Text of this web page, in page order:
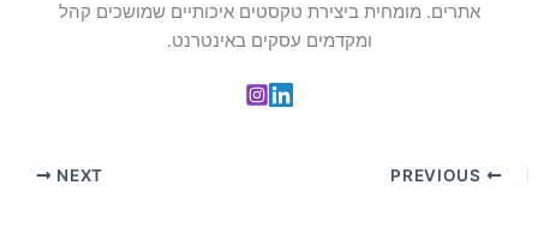
אתרים. מומחית ביצירת טקסטים איכותיים שמושכים קהל
ומקדמים עסקים באינטרנט.
NEXT